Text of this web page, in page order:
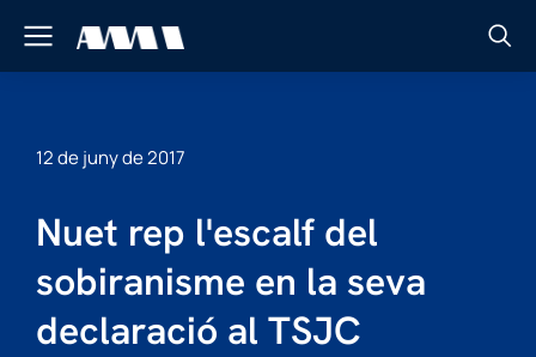
12 de juny de 2017
Nuet rep l'escalf del
sobiranisme en la seva
declaració al TSJC